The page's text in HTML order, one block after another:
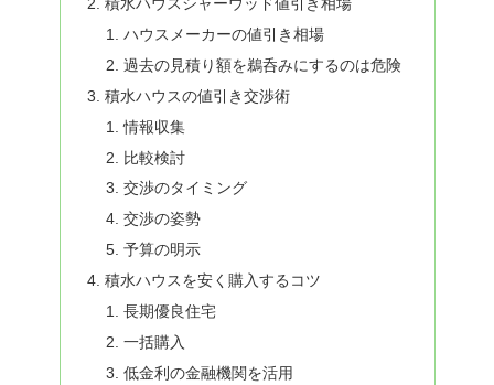
積水ハウスシャーウッド値引き相場
ハウスメーカーの値引き相場
過去の見積り額を鵜呑みにするのは危険
積水ハウスの値引き交渉術
情報収集
比較検討
交渉のタイミング
交渉の姿勢
予算の明示
積水ハウスを安く購入するコツ
長期優良住宅
一括購入
低金利の金融機関を活用